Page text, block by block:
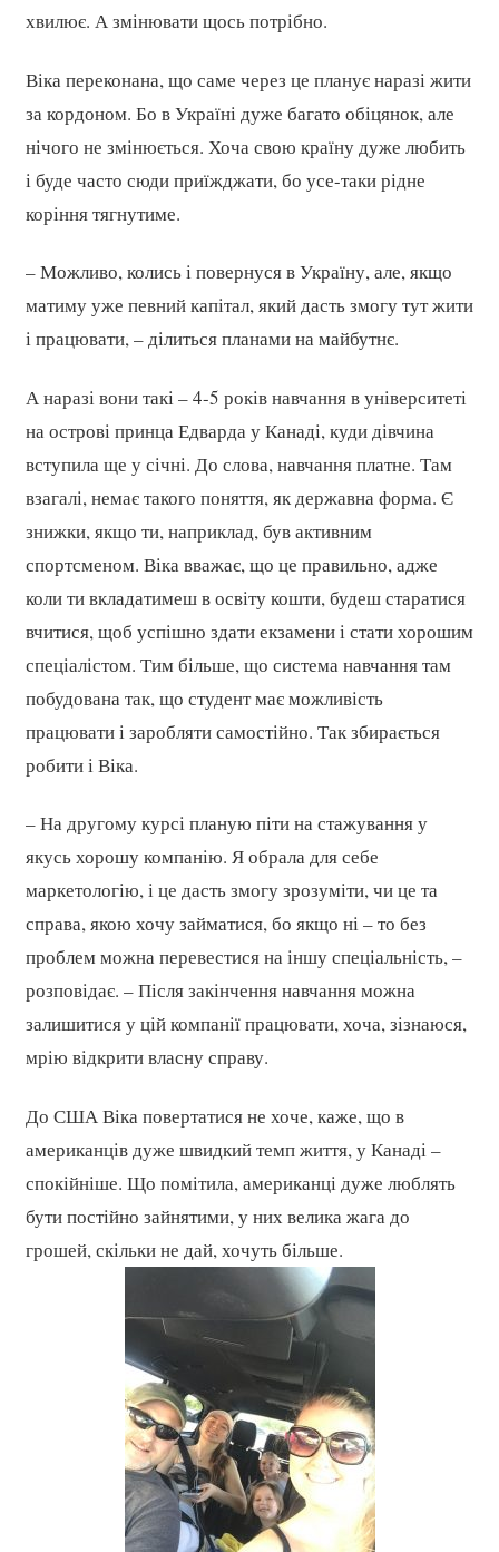
хвилює. А змінювати щось потрібно.
Віка переконана, що саме через це планує наразі жити
за кордоном. Бо в Україні дуже багато обіцянок, але
нічого не змінюється. Хоча свою країну дуже любить
і буде часто сюди приїжджати, бо усе-таки рідне
коріння тягнутиме.
– Можливо, колись і повернуся в Україну, але, якщо
матиму уже певний капітал, який дасть змогу тут жити
і працювати, – ділиться планами на майбутнє.
А наразі вони такі – 4-5 років навчання в університеті
на острові принца Едварда у Канаді, куди дівчина
вступила ще у січні. До слова, навчання платне. Там
взагалі, немає такого поняття, як державна форма. Є
знижки, якщо ти, наприклад, був активним
спортсменом. Віка вважає, що це правильно, адже
коли ти вкладатимеш в освіту кошти, будеш старатися
вчитися, щоб успішно здати екзамени і стати хорошим
спеціалістом. Тим більше, що система навчання там
побудована так, що студент має можливість
працювати і заробляти самостійно. Так збирається
робити і Віка.
– На другому курсі планую піти на стажування у
якусь хорошу компанію. Я обрала для себе
маркетологію, і це дасть змогу зрозуміти, чи це та
справа, якою хочу займатися, бо якщо ні – то без
проблем можна перевестися на іншу спеціальність, –
розповідає. – Після закінчення навчання можна
залишитися у цій компанії працювати, хоча, зізнаюся,
мрію відкрити власну справу.
До США Віка повертатися не хоче, каже, що в
американців дуже швидкий темп життя, у Канаді –
спокійніше. Що помітила, американці дуже люблять
бути постійно зайнятими, у них велика жага до
грошей, скільки не дай, хочуть більше.